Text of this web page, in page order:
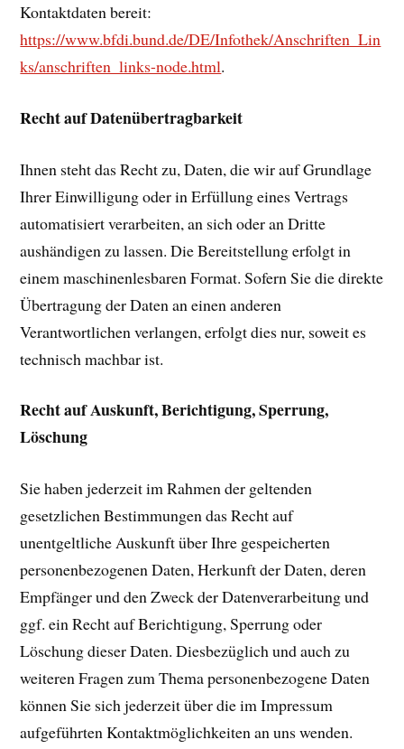
Kontaktdaten bereit:
https://www.bfdi.bund.de/DE/Infothek/Anschriften_Lin
ks/anschriften_links-node.html.
Recht auf Datenübertragbarkeit
Ihnen steht das Recht zu, Daten, die wir auf Grundlage
Ihrer Einwilligung oder in Erfüllung eines Vertrags
automatisiert verarbeiten, an sich oder an Dritte
aushändigen zu lassen. Die Bereitstellung erfolgt in
einem maschinenlesbaren Format. Sofern Sie die direkte
Übertragung der Daten an einen anderen
Verantwortlichen verlangen, erfolgt dies nur, soweit es
technisch machbar ist.
Recht auf Auskunft, Berichtigung, Sperrung,
Löschung
Sie haben jederzeit im Rahmen der geltenden
gesetzlichen Bestimmungen das Recht auf
unentgeltliche Auskunft über Ihre gespeicherten
personenbezogenen Daten, Herkunft der Daten, deren
Empfänger und den Zweck der Datenverarbeitung und
ggf. ein Recht auf Berichtigung, Sperrung oder
Löschung dieser Daten. Diesbezüglich und auch zu
weiteren Fragen zum Thema personenbezogene Daten
können Sie sich jederzeit über die im Impressum
aufgeführten Kontaktmöglichkeiten an uns wenden.